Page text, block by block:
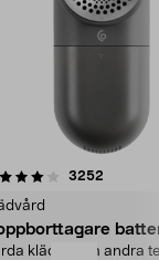
3252
kläder och andra
4.5av 5 stjärnor